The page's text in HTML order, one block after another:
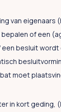
van eigenaars
bepalen of een
besluit wordt
moet
in kort geding,